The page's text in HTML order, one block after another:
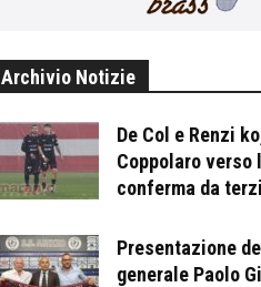
Archivio Notizie
De Col e Renzi
Coppolaro verso
conferma da
Presentazione
generale Paolo